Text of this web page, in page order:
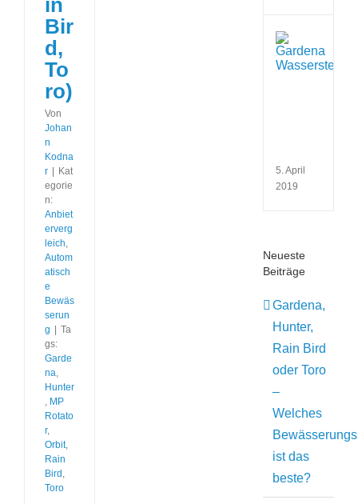
in
Bir
d,
To
ro)
Von
Johan
n
Kodna
r
Kat
egorie
n:
Anbiet
erverg
leich,
Autom
atisch
e
Bewäs
serun
g
Ta
gs:
Garde
na,
Hunter
, MP
Rotato
r,
Orbit,
Rain
Bird ,
Toro
eine
5. April
2019
Neueste
Beiträge
Gardena,
Hunter,
Rain Bird
oder Toro
–
Welches
ist das
beste?